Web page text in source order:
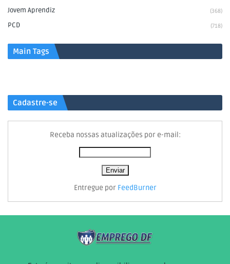
Jovem Aprendiz (368)
PCD (718)
Main Tags
Cadastre-se
Receba nossas atualizações por e-mail:
Entregue por FeedBurner